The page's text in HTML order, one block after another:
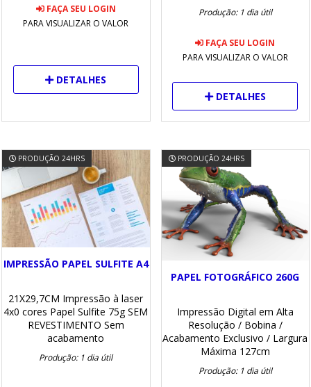
FAÇA SEU LOGIN
PARA VISUALIZAR O VALOR
DETALHES
Produção: 1 dia útil
FAÇA SEU LOGIN
PARA VISUALIZAR O VALOR
DETALHES
PRODUÇÃO 24HRS
IMPRESSÃO PAPEL SULFITE A4
21X29,7CM Impressão à laser
4x0 cores Papel Sulfite 75g SEM
REVESTIMENTO Sem
acabamento
Produção: 1 dia útil
PRODUÇÃO 24HRS
PAPEL FOTOGRÁFICO 260G
Impressão Digital em Alta
Resolução / Bobina /
Acabamento Exclusivo / Largura
Máxima 127cm
Produção: 1 dia útil